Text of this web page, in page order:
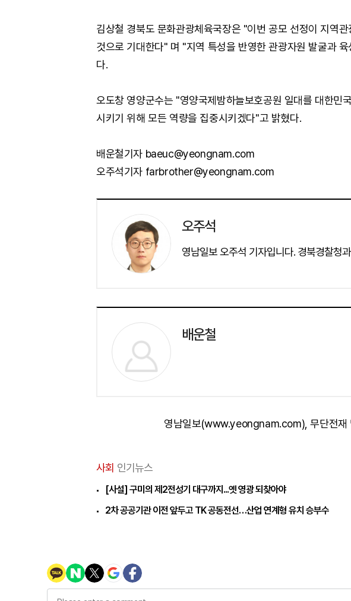
김상철 경북도 문화관광체육국장은 "이번 공모 선정이 지역
것으로 기대한다" 며 "지역 특성을 반영한 관광자원 발굴과
다.
오도창 영양군수는 "영양국제밤하늘보호공원 일대를 대한민
시키기 위해 모든 역량을 집중시키겠다"고 밝혔다.
배운철기자 baeuc@yeongnam.com
오주석기자 farbrother@yeongnam.com
오주석
영남일보 오주석 기자입니다. 경북경찰청
배운철
영남일보(www.yeongnam.com), 무단전재
사회 인기뉴스
[사설] 구미의 제2전성기 대구까지...옛 영광 되찾아야
2차 공공기관 이전 앞두고 TK 공동전선…산업 연계형 유치 승부수